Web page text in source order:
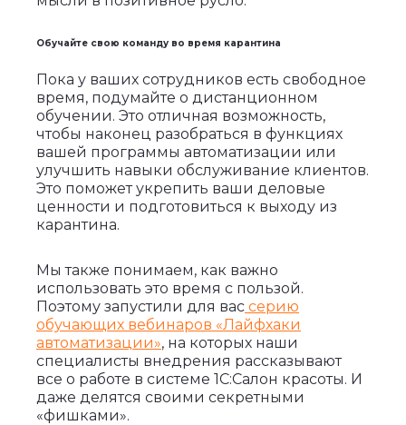
Обучайте свою команду во время карантина
Пока у ваших сотрудников есть свободное
время, подумайте о дистанционном
обучении. Это отличная возможность,
чтобы наконец разобраться в функциях
вашей программы автоматизации или
улучшить навыки обслуживание клиентов.
Это поможет укрепить ваши деловые
ценности и подготовиться к выходу из
карантина.
Мы также понимаем, как важно
использовать это время с пользой.
Поэтому запустили для вас серию
обучающих вебинаров «Лайфхаки
автоматизации», на которых наши
специалисты внедрения рассказывают
все о работе в системе 1С:Салон красоты. И
даже делятся своими секретными
«фишками».